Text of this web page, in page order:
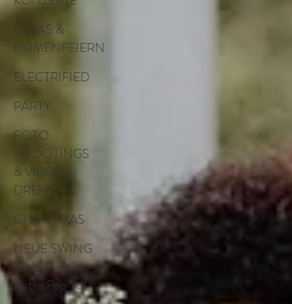
GALAS &
FIRMENFEIERN
ELECTRIFIED
PARTY
FOTO
SHOOTINGS
& VIDEO
DREHS
CHRISTMAS
NEUE SWING
MUSIK im
Retro Pop Stil